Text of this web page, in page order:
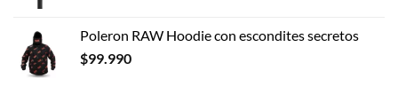
Poleron RAW Hoodie con escondites secretos
$99.990